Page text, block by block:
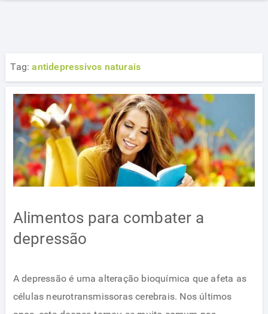
Tag:antidepressivos naturais
Alimentos para combater a
depressão
A depressão é uma alteração bioquímica que afeta as
células neurotransmissoras cerebrais. Nos últimos